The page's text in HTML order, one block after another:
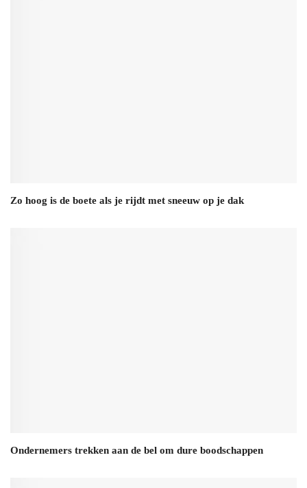
Zo hoog is de boete als je rijdt met sneeuw op je dak
Ondernemers trekken aan de bel om dure boodschappen